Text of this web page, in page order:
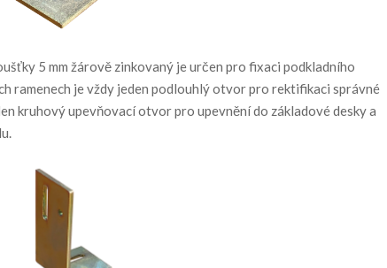
5 mm žárově zinkovaný je určen pro fixaci podkladního
ramenech je vždy jeden podlouhlý otvor pro rektifikaci správné
kruhový upevňovací otvor pro upevnění do základové desky a